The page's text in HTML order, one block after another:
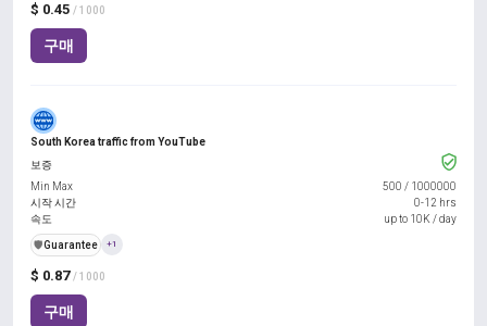
$ 0.45 / 1000
구매
South Korea traffic from YouTube
$ 0.87 / 1000
구매
보증
Min Max
500 / 1000000
시작 시간
0-12 hrs
속도
up to 10K / day
️🛡️Guarantee +1